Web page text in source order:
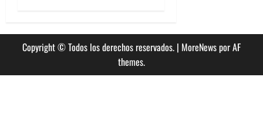
Copyright © Todos los derechos reservados. | MoreNewspor AF
themes.